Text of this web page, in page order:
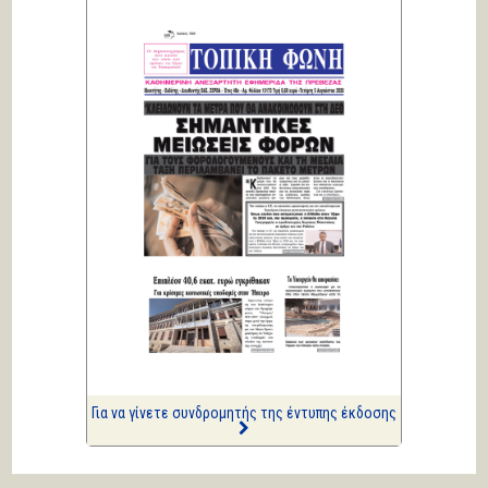
ΑΡΙΩΝ
Ιστορίες Καθημερινής
Τρέλας
Επισημάνσεις
Ριπές 12 Μποφόρ
Κική Ζέρβα
Πολιτικά και άλλα
ΑΡΙΩΝ
Ιστορίες Καθημερινής
Τρέλας
Για να γίνετε συνδρομητής της έντυπης έκδοσης